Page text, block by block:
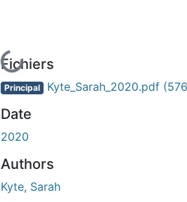
En cours de chargement...
Fichiers
Principal Kyte_Sarah_2020.pdf
Date
2020
Authors
Kyte, Sarah